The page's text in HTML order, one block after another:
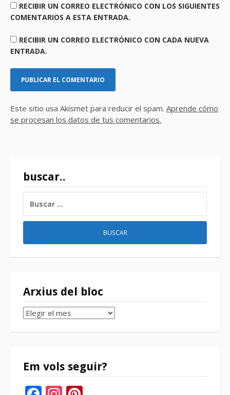
RECIBIR UN CORREO ELECTRÓNICO CON LOS SIGUIENTES
COMENTARIOS A ESTA ENTRADA.
RECIBIR UN CORREO ELECTRÓNICO CON CADA NUEVA
ENTRADA.
Este sitio usa Akismet para reducir el spam. Aprende cómo
se procesan los datos de tus comentarios.
buscar..
Arxius del bloc
Arxius
bloc
Em vols seguir?
Facebook
Instagram